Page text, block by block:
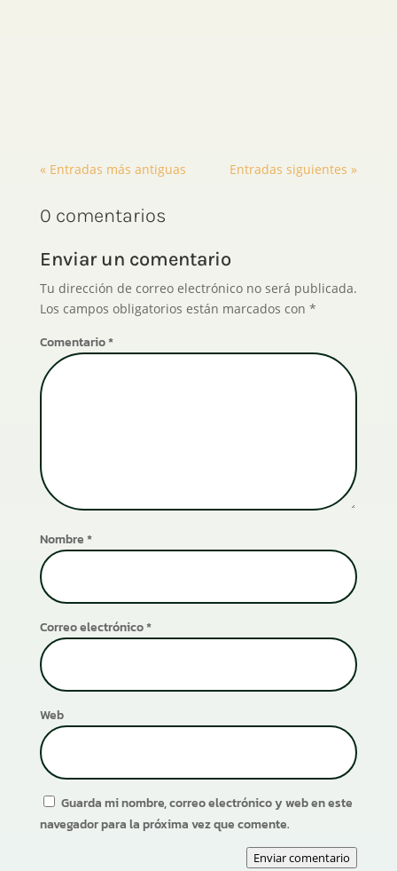
« Entradas más antiguas Entradas siguientes »
0 comentarios
Enviar un comentario
Tu dirección de correo electrónico no será publicada.
Los campos obligatorios están marcados con *
Comentario*
Nombre*
Correo electrónico*
Web
Guarda mi nombre, correo electrónico y web en este
navegador para la próxima vez que comente.
Enviar comentario